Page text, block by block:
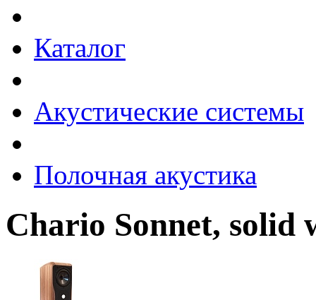
Каталог
Акустические системы
Полочная акустика
Chario Sonnet, solid